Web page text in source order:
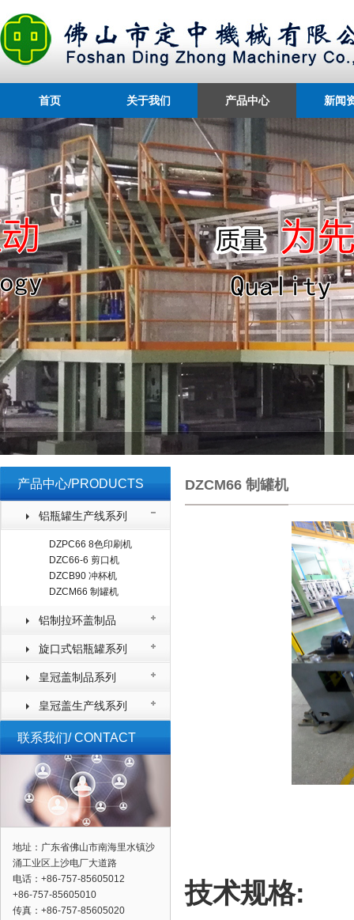
首页 关于我们 产品中心 新闻
产品中心/PRODUCTS
铝瓶罐生产线系列
DZPC66 8色印刷机
DZC66-6 剪口机
DZCB90 冲杯机
DZCM66 制罐机
铝制拉环盖制品
旋口式铝瓶罐系列
皇冠盖制品系列
皇冠盖生产线系列
联系我们/ CONTACT
地址：广东省佛山市南海里水镇沙
涌工业区上沙电厂大道路
电话：+86-757-85605012
+86-757-85605010
传真：+86-757-85605020
DZCM66 制罐机
技术规格: